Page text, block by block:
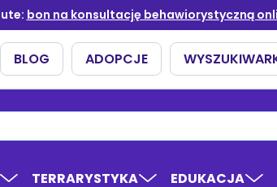
TERRARYSTYKA EDUKACJA